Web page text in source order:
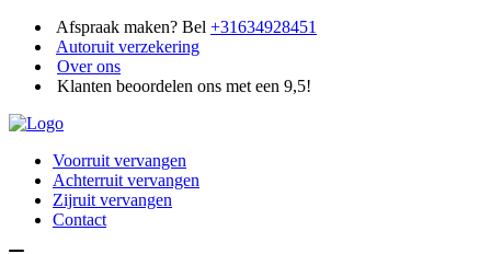
Afspraak maken? Bel +31634928451
Autoruit verzekering
Over ons
Klanten beoordelen ons met een 9,5!
Voorruit vervangen
Achterruit vervangen
Zijruit vervangen
Contact